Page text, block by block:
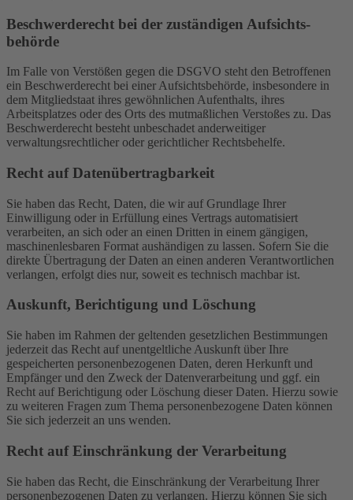
Beschwerde­recht bei der zuständigen Aufsichts­
behörde
Im Falle von Verstößen gegen die DSGVO steht den Betroffenen
ein Beschwerderecht bei einer Aufsichtsbehörde, insbesondere in
dem Mitgliedstaat ihres gewöhnlichen Aufenthalts, ihres
Arbeitsplatzes oder des Orts des mutmaßlichen Verstoßes zu. Das
Beschwerderecht besteht unbeschadet anderweitiger
verwaltungsrechtlicher oder gerichtlicher Rechtsbehelfe.
Recht auf Daten­übertrag­barkeit
Sie haben das Recht, Daten, die wir auf Grundlage Ihrer
Einwilligung oder in Erfüllung eines Vertrags automatisiert
verarbeiten, an sich oder an einen Dritten in einem gängigen,
maschinenlesbaren Format aushändigen zu lassen. Sofern Sie die
direkte Übertragung der Daten an einen anderen Verantwortlichen
verlangen, erfolgt dies nur, soweit es technisch machbar ist.
Auskunft, Berichtigung und Löschung
Sie haben im Rahmen der geltenden gesetzlichen Bestimmungen
jederzeit das Recht auf unentgeltliche Auskunft über Ihre
gespeicherten personenbezogenen Daten, deren Herkunft und
Empfänger und den Zweck der Datenverarbeitung und ggf. ein
Recht auf Berichtigung oder Löschung dieser Daten. Hierzu sowie
zu weiteren Fragen zum Thema personenbezogene Daten können
Sie sich jederzeit an uns wenden.
Recht auf Einschränkung der Verarbeitung
Sie haben das Recht, die Einschränkung der Verarbeitung Ihrer
personenbezogenen Daten zu verlangen. Hierzu können Sie sich